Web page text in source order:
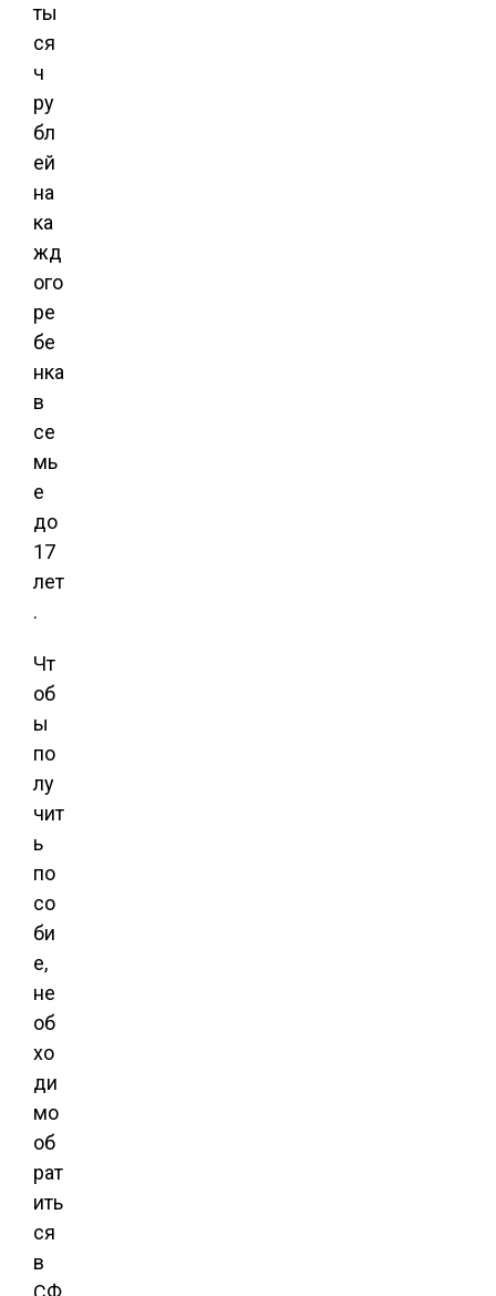
ты
ся
ч
ру
бл
ей
на
ка
жд
ого
ре
бе
нка
в
се
мь
е
до
17
лет
.
Чт
об
ы
по
лу
чит
ь
по
со
би
е,
не
об
хо
ди
мо
об
рат
ить
ся
в